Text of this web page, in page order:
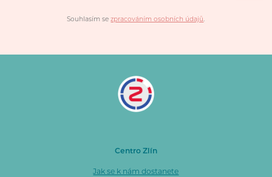
Souhlasím sezpracováním osobních údajů.
Centro Zlín
Jak se k nám dostanete